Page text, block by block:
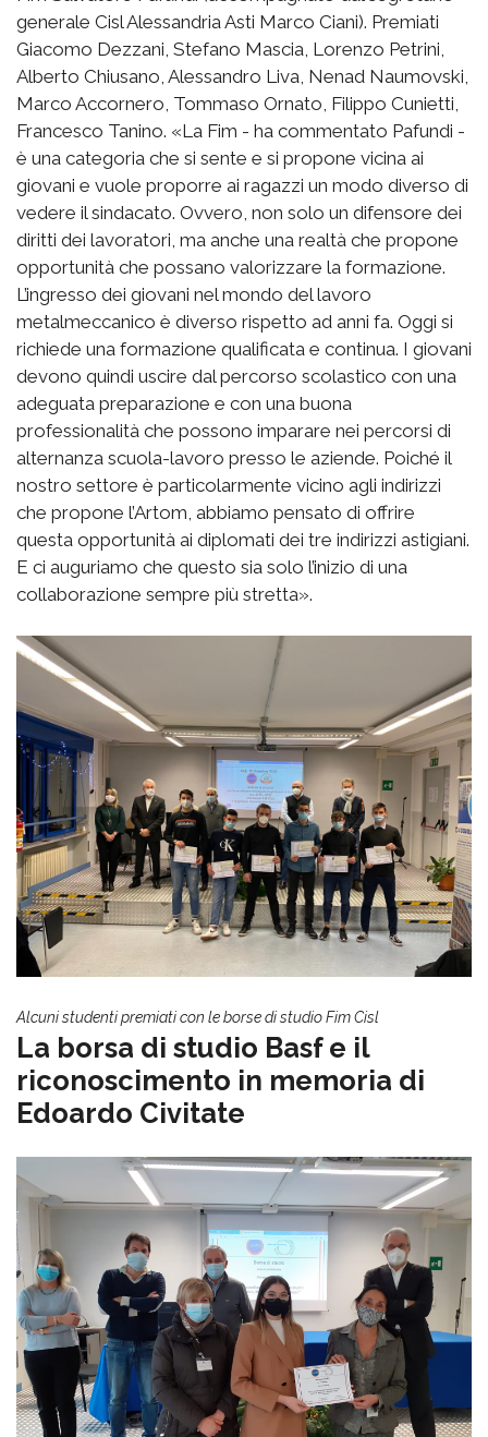
generale Cisl Alessandria Asti Marco Ciani). Premiati
Giacomo Dezzani, Stefano Mascia, Lorenzo Petrini,
Alberto Chiusano, Alessandro Liva, Nenad Naumovski,
Marco Accornero, Tommaso Ornato, Filippo Cunietti,
Francesco Tanino. «La Fim - ha commentato Pafundi -
è una categoria che si sente e si propone vicina ai
giovani e vuole proporre ai ragazzi un modo diverso di
vedere il sindacato. Ovvero, non solo un difensore dei
diritti dei lavoratori, ma anche una realtà che propone
opportunità che possano valorizzare la formazione.
L’ingresso dei giovani nel mondo del lavoro
metalmeccanico è diverso rispetto ad anni fa. Oggi si
richiede una formazione qualificata e continua. I giovani
devono quindi uscire dal percorso scolastico con una
adeguata preparazione e con una buona
professionalità che possono imparare nei percorsi di
alternanza scuola-lavoro presso le aziende. Poiché il
nostro settore è particolarmente vicino agli indirizzi
che propone l’Artom, abbiamo pensato di offrire
questa opportunità ai diplomati dei tre indirizzi astigiani.
E ci auguriamo che questo sia solo l’inizio di una
collaborazione sempre più stretta».
Alcuni studenti premiati con le borse di studio Fim Cisl
La borsa di studio Basf e il
riconoscimento in memoria di
Edoardo Civitate